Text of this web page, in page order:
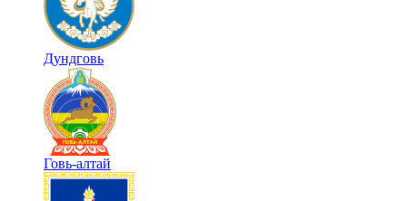
Дундговь
Говь-алтай